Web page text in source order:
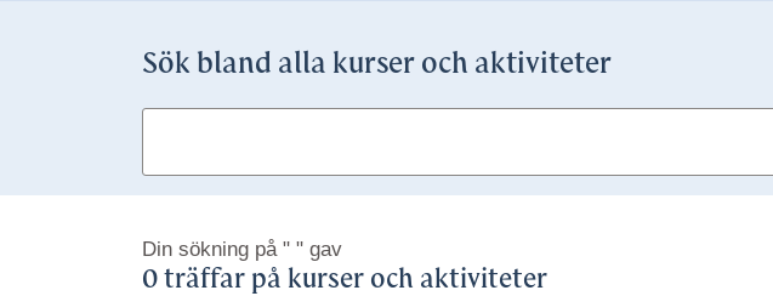
Sök bland alla kurser och aktiviteter
Din sökning på " " gav
0 träffar på kurser och aktiviteter